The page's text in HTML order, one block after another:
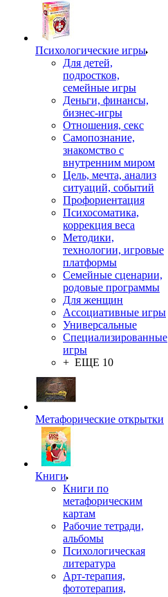
Психологические игры
Для детей,
подростков,
семейные игры
Деньги, финансы,
бизнес-игры
Отношения, секс
Самопознание,
знакомство с
внутренним миром
Цель, мечта, анализ
ситуаций, событий
Профориентация
Психосоматика,
коррекция веса
Методики,
технологии, игровые
платформы
Семейные сценарии,
родовые программы
Для женщин
Ассоциативные игры
Универсальные
Специализированные
игры
+ ЕЩЕ 10
Метафорические открытки
Книги
Книги по
метафорическим
картам
Рабочие тетради,
альбомы
Психологическая
литература
Арт-терапия,
фототерапия,